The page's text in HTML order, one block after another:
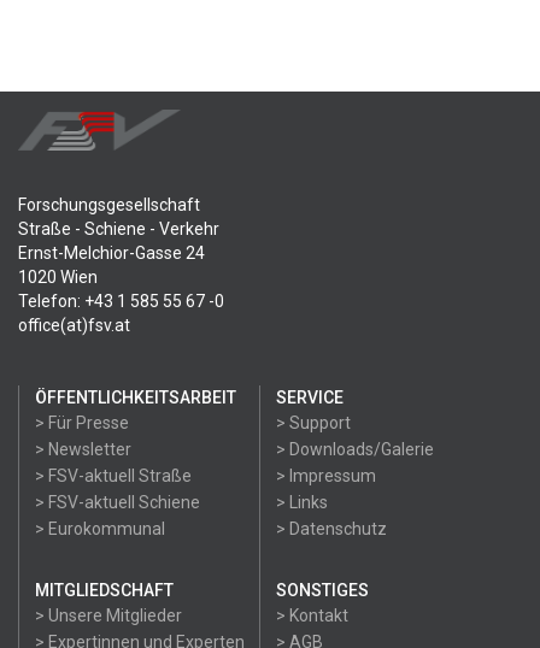
Forschungsgesellschaft
Straße - Schiene - Verkehr
Ernst-Melchior-Gasse 24
1020 Wien
Telefon: +43 1 585 55 67 -0
office(at)fsv.at
ÖFFENTLICHKEITSARBEIT
> Für Presse
> Newsletter
> FSV-aktuell Straße
> FSV-aktuell Schiene
> Eurokommunal
SERVICE
> Support
> Downloads/Galerie
> Impressum
> Links
> Datenschutz
MITGLIEDSCHAFT
> Unsere Mitglieder
> Expertinnen und Experten
SONSTIGES
> Kontakt
> AGB